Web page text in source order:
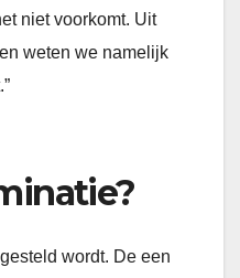
niet voorkomt. Uit
weten we namelijk
wordt. De een